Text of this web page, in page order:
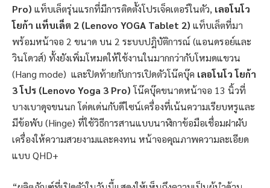
Pro) แท็บเล็ตรุ่นแรกที่มีการติดตั้งโปรเจ็คเตอร์ในตัว, เลอโนโว
โยก้า แท็บเล็ต 2 (Lenovo YOGA Tablet 2) แท็บเล็ตที่มา
พร้อมหน้าจอ 2 ขนาด บน 2 ระบบปฎิบัติการณ์ (แอนดรอย์และ
วินโดวส์) ทั้งยังเพิ่มโหมดให้ใช้งานในมากกว่ากับโหมดแขวน
(Hang mode) และปิดท้ายกับการเปิดตัวโน๊คบุ๊ค เลอโนโว โยก้า
3 โปร (Lenovo Yoga 3 Pro)โน๊คบุ๊คขนาดหน้าจอ 13 นิ้วที่
บางเบาดุจขนนก โด่ดเด่นกับดีไซน์เครื่องที่เน้นความเรียบหรูและ
มีข้อพับ (Hinge) ที่ใช้วิธีการสานแบบนาฬิกาข้อมือเชื่อมฝาผับ
เครื่องให้ความสวยงามและคงทน หน้าจอคุณภาพความละเอียด
แบบ QHD+